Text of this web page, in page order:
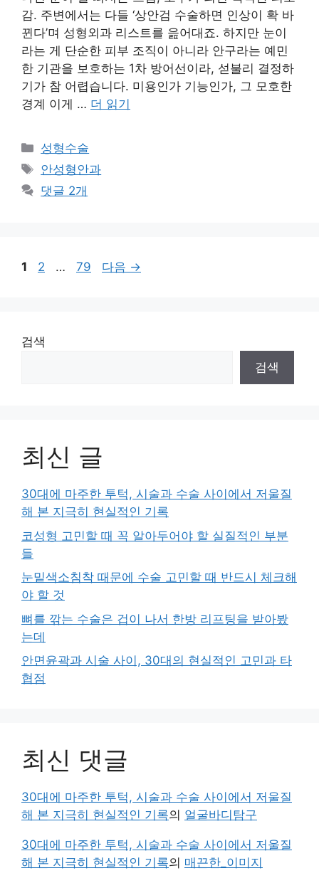
감. 주변에서는 다들 ‘상안검 수술하면 인상이 확 바
뀐다’며 성형외과 리스트를 읊어대죠. 하지만 눈이
라는 게 단순한 피부 조직이 아니라 안구라는 예민
한 기관을 보호하는 1차 방어선이라, 섣불리 결정하
기가 참 어렵습니다. 미용인가 기능인가, 그 모호한
경계 이게 … 더 읽기
카
테
리
성형수술
태
그
안성형안과
댓글 2개
페
1
페
2 …
페
79 다음 →
검색
검색
최신 글
30대에 마주한 투턱, 시술과 수술 사이에서 저울질
해 본 지극히 현실적인 기록
코성형 고민할 때 꼭 알아두어야 할 실질적인 부분
들
눈밑색소침착 때문에 수술 고민할 때 반드시 체크해
야 할 것
뼈를 깎는 수술은 겁이 나서 한방 리프팅을 받아봤
는데
안면윤곽과 시술 사이, 30대의 현실적인 고민과 타
협점
최신 댓글
30대에 마주한 투턱, 시술과 수술 사이에서 저울질
해 본 지극히 현실적인 기록의 얼굴바디탐구
30대에 마주한 투턱, 시술과 수술 사이에서 저울질
해 본 지극히 현실적인 기록의 매끈한_이미지